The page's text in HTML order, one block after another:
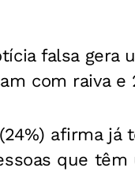
falsa
com raiva e
afirma já
que